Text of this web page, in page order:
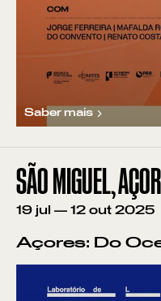
VER POR:
Saber mais
SÃO MIGUEL,
19 jul — 12 out 2025
Açores: Do